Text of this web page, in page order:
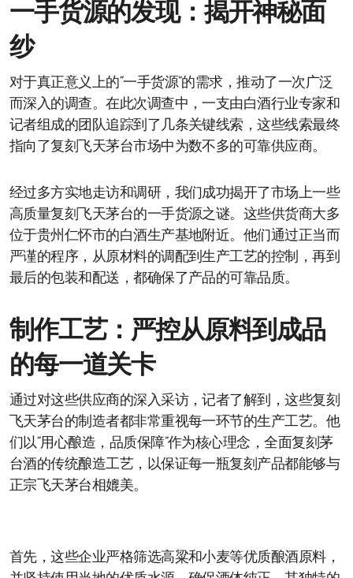
一手货源的发现：揭开神秘面
纱
对于真正意义上的“一手货源”的需求，推动了一次广泛
而深入的调查。在此次调查中，一支由白酒行业专家和
记者组成的团队追踪到了几条关键线索，这些线索最终
指向了复刻飞天茅台市场中为数不多的可靠供应商。
经过多方实地走访和调研，我们成功揭开了市场上一些
高质量复刻飞天茅台的一手货源之谜。这些供货商大多
位于贵州仁怀市的白酒生产基地附近。他们通过正当而
严谨的程序，从原材料的调配到生产工艺的控制，再到
最后的包装和配送，都确保了产品的可靠品质。
制作工艺：严控从原料到成品
的每一道关卡
通过对这些供应商的深入采访，记者了解到，这些复刻
飞天茅台的制造者都非常重视每一环节的生产工艺。他
们以“用心酿造，品质保障”作为核心理念，全面复刻茅
台酒的传统酿造工艺，以保证每一瓶复刻产品都能够与
正宗飞天茅台相媲美。
首先，这些企业严格筛选高粱和小麦等优质酿酒原料，